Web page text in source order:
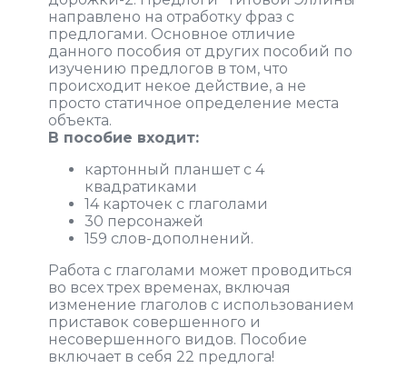
направлено на отработку фраз с
предлогами. Основное отличие
данного пособия от других пособий по
изучению предлогов в том, что
происходит некое действие, а не
просто статичное определение места
объекта.
В пособие входит:
картонный планшет с 4
квадратиками
14 карточек с глаголами
30 персонажей
159 слов-дополнений.
Работа с глаголами может проводиться
во всех трех временах, включая
изменение глаголов с использованием
приставок совершенного и
несовершенного видов. Пособие
включает в себя 22 предлога!